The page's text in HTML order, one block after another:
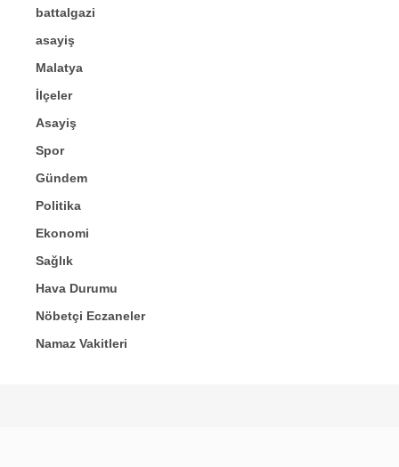
battalgazi
asayiş
Malatya
İlçeler
Asayiş
Spor
Gündem
Politika
Ekonomi
Sağlık
Hava Durumu
Nöbetçi Eczaneler
Namaz Vakitleri